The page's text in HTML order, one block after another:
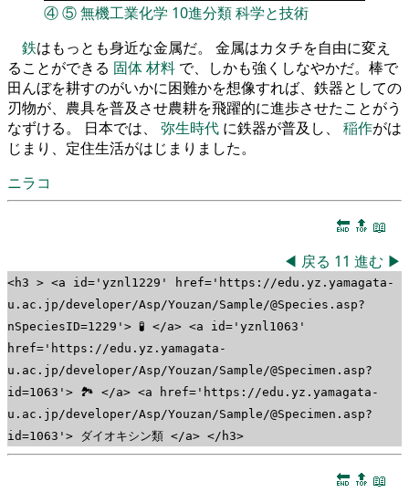
④⑤無機工業化学 10進分類科学と技術
鉄はもっとも身近な金属だ。 金属はカタチを自由に変え
ることができる 固体材料 で、しかも強くしなやかだ。棒で
田んぼを耕すのがいかに困難かを想像すれば、鉄器としての
刃物が、農具を普及させ農耕を飛躍的に進歩させたことがう
なずける。 日本では、 弥生時代 に鉄器が普及し、 稲作がは
じまり、定住生活がはじまりました。
ニラコ
🔚 🔝 📖
◀ 戻る 11 進む ▶
<h3 > <a id='yznl1229' href='https://edu.yz.yamagata-
u.ac.jp/developer/Asp/Youzan/Sample/@Species.asp?
nSpeciesID=1229'> 🧪 </a> <a id='yznl1063'
href='https://edu.yz.yamagata-
u.ac.jp/developer/Asp/Youzan/Sample/@Specimen.asp?
id=1063'> 🏞 </a> <a href='https://edu.yz.yamagata-
u.ac.jp/developer/Asp/Youzan/Sample/@Specimen.asp?
id=1063'> ダイオキシン類 </a> </h3>
🔚 🔝 📖